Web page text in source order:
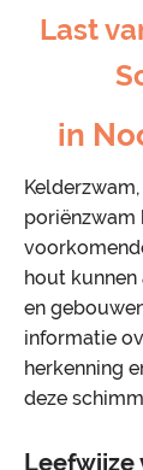
Last
in
poriënzwam
hout kunnen
en
informatie
herkenning
deze
​Leefwijze